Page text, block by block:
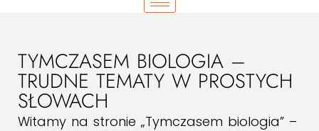
TYMCZASEM BIOLOGIA –
TRUDNE TEMATY W PROSTYCH
SŁOWACH
Witamy na stronie „Tymczasem biologia” –